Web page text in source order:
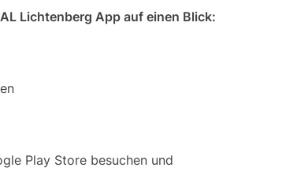
Lichtenberg App auf einen Blick:
Play Store besuchen und